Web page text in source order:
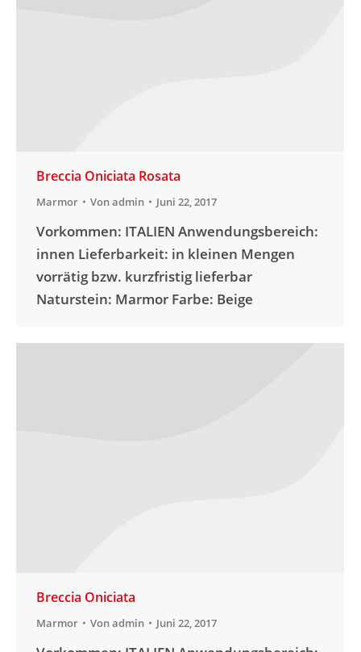
Breccia Oniciata Rosata
Marmor Vonadmin Juni 22, 2017
Vorkommen: ITALIEN Anwendungsbereich:
innen Lieferbarkeit: in kleinen Mengen
vorrätig bzw. kurzfristig lieferbar
Naturstein: Marmor Farbe: Beige
Breccia Oniciata
Marmor Vonadmin Juni 22, 2017